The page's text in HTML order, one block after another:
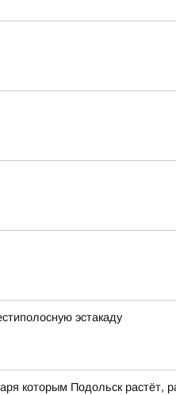
эстакаду
которым Подольск растёт,